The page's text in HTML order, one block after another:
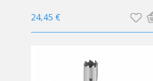
24,45 €